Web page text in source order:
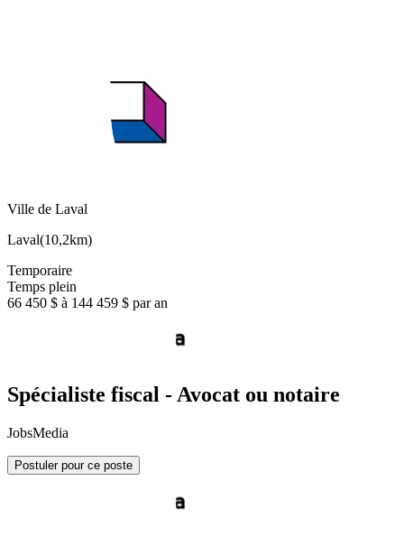
Ville de Laval
Laval(10,2km)
Temporaire
Temps plein
66 450 $ à 144 459 $ par an
Spécialiste fiscal - Avocat ou notaire
JobsMedia
Postuler pour ce poste